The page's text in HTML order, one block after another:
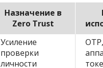
Назначение в
Zero Trust
Усиление
проверки
личности